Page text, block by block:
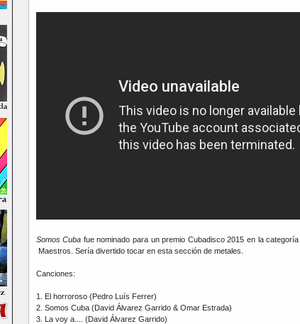
Somos Cuba fue nominado para un premio Cubadisco 2015 en la
Maestros. Sería divertido tocar en esta sección de metales.
Canciones:
1. El horroroso (Pedro Luís Ferrer)
2. Somos Cuba (David Álvarez Garrido & Omar Estrada)
3. La voy a.... (David Álvarez Garrido)